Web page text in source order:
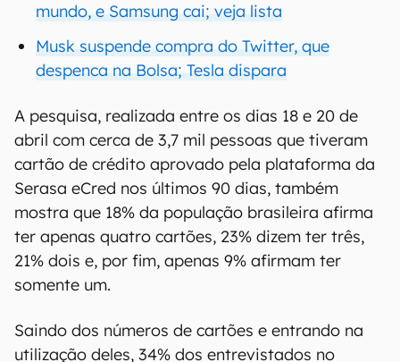
mundo, e Samsung cai; veja lista
Musk suspende compra do Twitter, que
despenca na Bolsa; Tesla dispara
A pesquisa, realizada entre os dias 18 e 20 de
abril com cerca de 3,7 mil pessoas que tiveram
cartão de crédito aprovado pela plataforma da
Serasa eCred nos últimos 90 dias, também
mostra que 18% da população brasileira afirma
ter apenas quatro cartões, 23% dizem ter três,
21% dois e, por fim, apenas 9% afirmam ter
somente um.
Saindo dos números de cartões e entrando na
utilização deles, 34% dos entrevistados no